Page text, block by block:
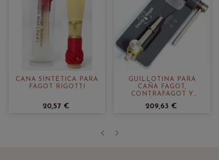
CAÑA SINTÉTICA PARA
FAGOT RIGOTTI
20,57 €
GUILLOTINA PARA
CAÑA FAGOT,
CONTRAFAGOT Y
209,63 €